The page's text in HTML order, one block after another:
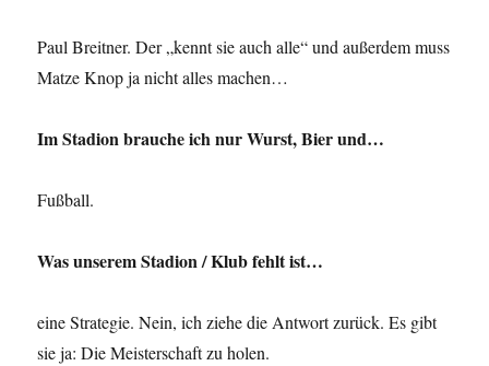
Paul Breitner. Der „kennt sie auch alle“ und außerdem muss
Matze Knop ja nicht alles machen…
Im Stadion brauche ich nur Wurst, Bier und…
Fußball.
Was unserem Stadion / Klub fehlt ist…
eine Strategie. Nein, ich ziehe die Antwort zurück. Es gibt
sie ja: Die Meisterschaft zu holen.